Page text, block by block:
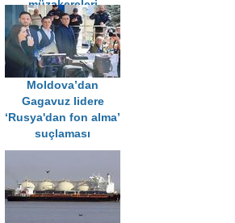
müzakereleri
başlatılsın tavsiyesi
Moldova’dan
Gagavuz lidere
‘Rusya'dan fon alma’
suçlaması